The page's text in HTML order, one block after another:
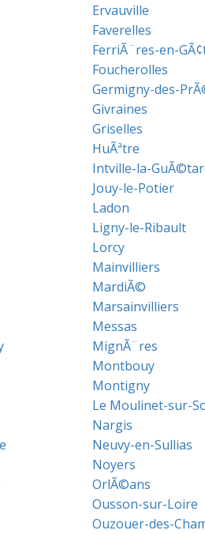
Ervauville
Faverelles
FerriÃ¨res-en-
Foucherolles
Germigny-des-
Givraines
Griselles
HuÃªtre
Intville-la-
Jouy-le-Potier
Ladon
Ligny-le-Ribault
Lorcy
Mainvilliers
MardiÃ©
Marsainvilliers
Messas
MignÃ¨res
Montbouy
Montigny
Le Moulinet-sur-
Nargis
Neuvy-en-Sullias
Noyers
OrlÃ©ans
Ousson-sur-Loire
Ouzouer-des-